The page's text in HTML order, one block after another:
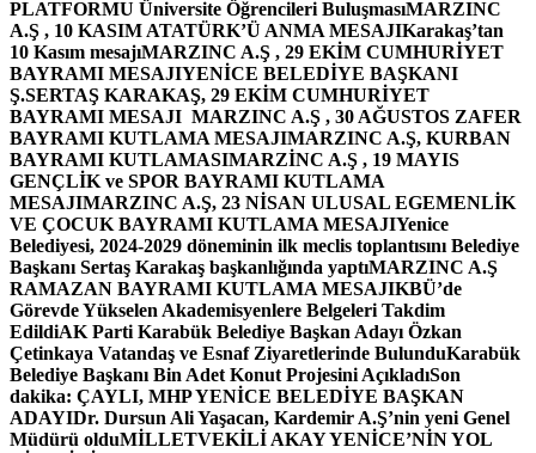
PLATFORMU Üniversite Öğrencileri BuluşmasıMARZINC
A.Ş , 10 KASIM ATATÜRK’Ü ANMA MESAJIKarakaş’tan
10 Kasım mesajıMARZINC A.Ş , 29 EKİM CUMHURİYET
BAYRAMI MESAJIYENİCE BELEDİYE BAŞKANI
Ş.SERTAŞ KARAKAŞ, 29 EKİM CUMHURİYET
BAYRAMI MESAJI MARZINC A.Ş , 30 AĞUSTOS ZAFER
BAYRAMI KUTLAMA MESAJIMARZINC A.Ş, KURBAN
BAYRAMI KUTLAMASIMARZİNC A.Ş , 19 MAYIS
GENÇLİK ve SPOR BAYRAMI KUTLAMA
MESAJIMARZINC A.Ş, 23 NİSAN ULUSAL EGEMENLİK
VE ÇOCUK BAYRAMI KUTLAMA MESAJIYenice
Belediyesi, 2024-2029 döneminin ilk meclis toplantısını Belediye
Başkanı Sertaş Karakaş başkanlığında yaptıMARZINC A.Ş
RAMAZAN BAYRAMI KUTLAMA MESAJIKBÜ’de
Görevde Yükselen Akademisyenlere Belgeleri Takdim
EdildiAK Parti Karabük Belediye Başkan Adayı Özkan
Çetinkaya Vatandaş ve Esnaf Ziyaretlerinde BulunduKarabük
Belediye Başkanı Bin Adet Konut Projesini AçıkladıSon
dakika: ÇAYLI, MHP YENİCE BELEDİYE BAŞKAN
ADAYIDr. Dursun Ali Yaşacan, Kardemir A.Ş’nin yeni Genel
Müdürü olduMİLLETVEKİLİ AKAY YENİCE’NİN YOL